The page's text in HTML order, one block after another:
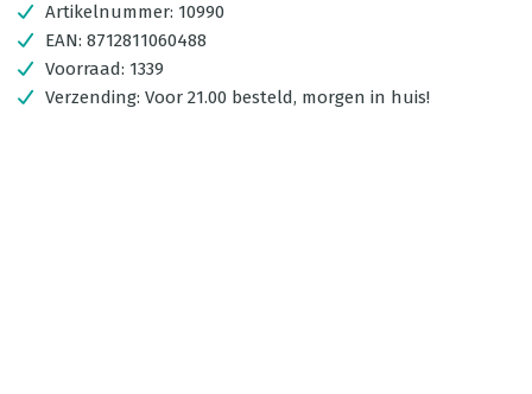
Artikelnummer: 10990
EAN: 8712811060488
Voorraad: 1339
Verzending: Voor 21.00 besteld, morgen in huis!